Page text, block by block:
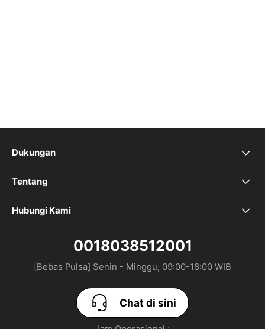
Dukungan
FAQ
Tempat Pusat Perbaikan
Tentang
Brand Kami
Hubungi Kami
0018038512001
[Bebas Pulsa] Senin - Minggu, 09:00-18:00 WIB
Chat di sini